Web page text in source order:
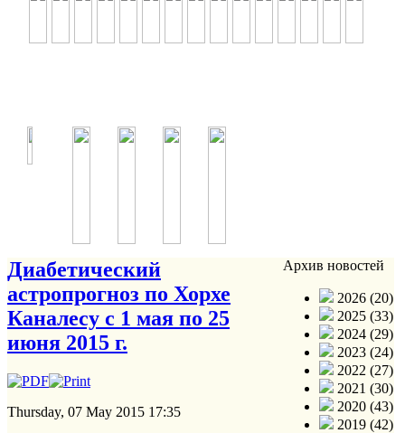
Диабетический
астропрогноз по Хорхе
Каналесу с 1 мая по 25
июня 2015 г.
Thursday, 07 May 2015 17:35
Архив новостей
2026 (20)
2025 (33)
2024 (29)
2023 (24)
2022 (27)
2021 (30)
2020 (43)
2019 (42)